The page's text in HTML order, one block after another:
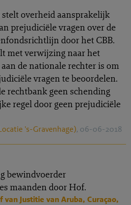
stelt overheid aansprakelijk
prejudiciële vragen over de
door het CBB.
met verwijzing naar het
de nationale rechter is om
vragen te beoordelen.
rechtbank geen schending
regel door geen prejudiciële
's-Gravenhage), 06-06-2018
bewindvoerder
maanden door Hof.
van Justitie van Aruba, Curaçao,